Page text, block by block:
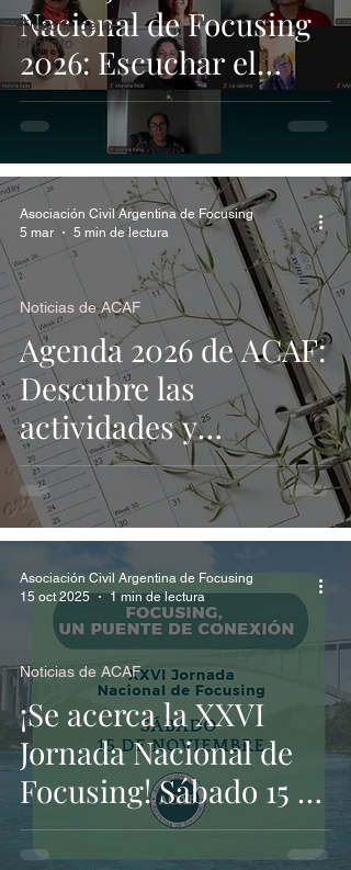
Filosofía de lo
Implícito
Nacional de Focusing
2026: Escuchar el
cuerpo, cultivar la paz
Agenda 2026 de ACAF:
Descubre las
actividades y
formación en
Focusing en Argentina
Noticias de ACAF
Asociación Civil Argentina de Focusing
5 mar
5 min de lectura
¡Se acerca la XXVI
Jornada Nacional de
Focusing! Sábado 15 de
noviembre de 2025
Noticias de ACAF
Asociación Civil Argentina de Focusing
15 oct 2025
1 min de lectura